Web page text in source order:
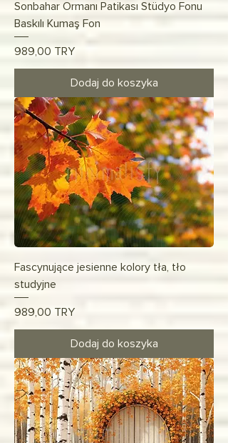
Sonbahar Ormanı Patikası Stüdyo Fonu
Baskılı Kumaş Fon
Cena
989,00 TRY
Dodaj do koszyka
Fascynujące jesienne kolory tła, tło
studyjne
Cena
989,00 TRY
Dodaj do koszyka